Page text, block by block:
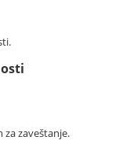
zaveštanje.